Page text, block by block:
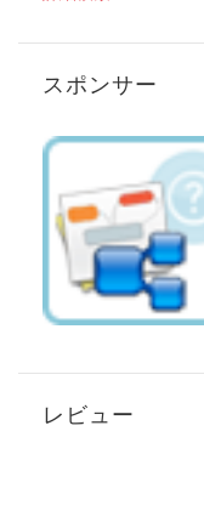
スポンサー
レビュー